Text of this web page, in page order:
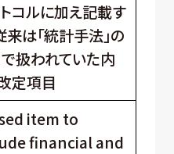
コルに加え記載す
来は「統計手法」の
扱われていた内
定項目
item to
financial and